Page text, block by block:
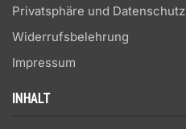
Privatsphäre und Datenschutz
Widerrufsbelehrung
Impressum
INHALT